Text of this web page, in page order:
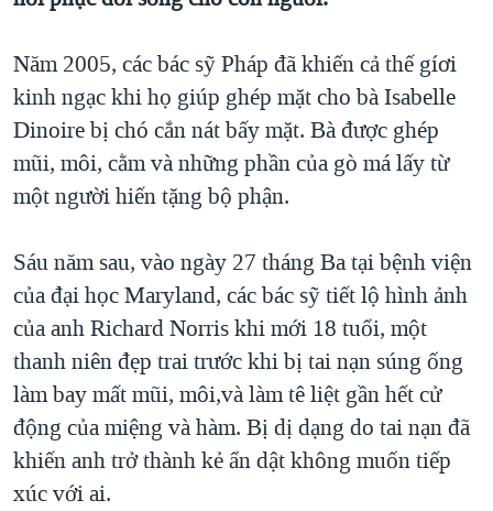
Năm 2005, các bác sỹ Pháp đã khiến cả thế gíơi
kinh ngạc khi họ giúp ghép mặt cho bà Isabelle
Dinoire bị chó cắn nát bấy mặt. Bà được ghép
mũi, môi, cằm và những phần của gò má lấy từ
một người hiến tặng bộ phận.
Sáu năm sau, vào ngày 27 tháng Ba tại bệnh viện
của đại học Maryland, các bác sỹ tiết lộ hình ảnh
của anh Richard Norris khi mới 18 tuổi, một
thanh niên đẹp trai trước khi bị tai nạn súng ống
làm bay mất mũi, môi,và làm tê liệt gần hết cử
động của miệng và hàm. Bị dị dạng do tai nạn đã
khiến anh trở thành kẻ ẩn dật không muốn tiếp
xúc với ai.